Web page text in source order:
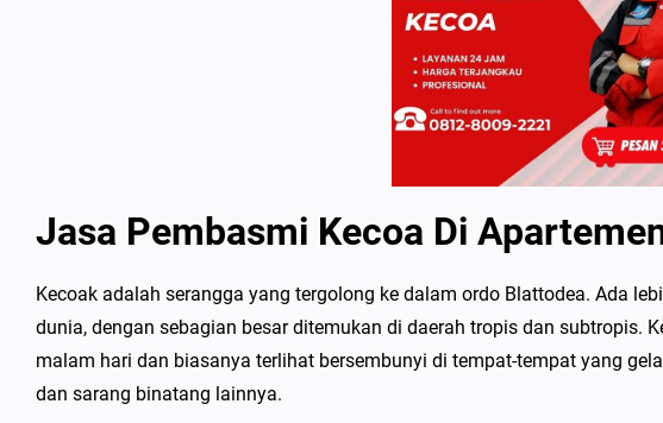
Jasa Pembasmi Kecoa Di
Kecoak adalah serangga yang tergolong ke dalam ordo Blattodea. Ada
dunia, dengan sebagian besar ditemukan di daerah tropis dan subtropis.
malam hari dan biasanya terlihat bersembunyi di tempat-tempat yang
dan sarang binatang lainnya.